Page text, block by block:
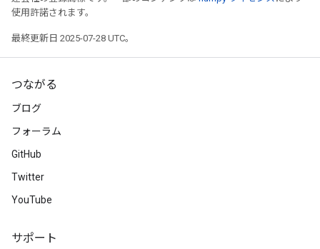
使用許諾されます。
最終更新日 2025-07-28 UTC。
つながる
ブログ
フォーラム
GitHub
Twitter
YouTube
サポート